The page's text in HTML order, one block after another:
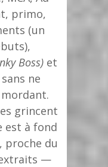
primo,
(un
Boss) et
sans ne
grincent
est à fond
, proche du
—